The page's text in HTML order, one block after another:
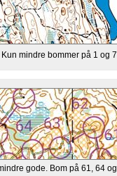
mindre bommer på 1 og
gode. Bom på 61, 64